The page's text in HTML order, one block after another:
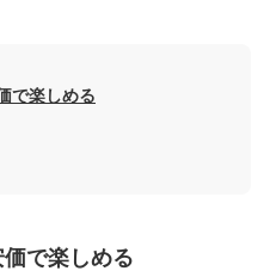
で楽しめる
で楽しめる